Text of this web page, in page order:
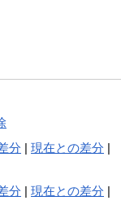
分 |現在との差分 |
分 |現在との差分 |